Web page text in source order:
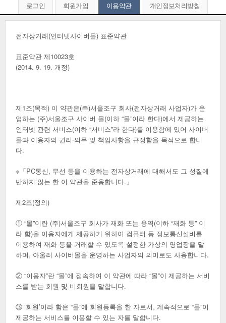
로그인 회원가입 이용약관 개인정보처리방침
전자상거래(인터넷사이버몰) 표준약관
표준약관 제10023호
(2014. 9. 19. 개정)
제1조(목적) 이 약관은(주)서울조구 회사(전자상거래 사업자)가 운
영하는 (주)서울조구 사이버 몰(이하 “몰”이라 한다)에서 제공하는
인터넷 관련 서비스(이하 “서비스”라 한다)를 이용함에 있어 사이버
몰과 이용자의 권리·의무 및 책임사항을 규정함을 목적으로 합니
다.
※「PC통신, 무선 등을 이용하는 전자상거래에 대해서도 그 성질에
반하지 않는 한 이 약관을 준용합니다.」
제2조(정의)
① “몰”이란 (주)서울조구 회사가 재화 또는 용역(이하 “재화 등” 이
라 함)을 이용자에게 제공하기 위하여 컴퓨터 등 정보통신설비를
이용하여 재화 등을 거래할 수 있도록 설정한 가상의 영업장을 말
하며, 아울러 사이버몰을 운영하는 사업자의 의미로도 사용합니다.
② “이용자”란 “몰”에 접속하여 이 약관에 따라 “몰”이 제공하는 서비
스를 받는 회원 및 비회원을 말합니다.
③ ‘회원’이라 함은 “몰”에 회원등록을 한 자로서, 계속적으로 “몰”이
제공하는 서비스를 이용할 수 있는 자를 말합니다.